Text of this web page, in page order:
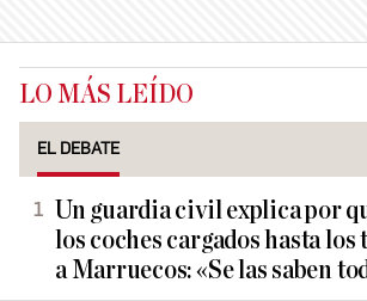
LO MÁS LEÍDO
EL DEBATE
Un guardia civil explica por
los coches cargados hasta los
a Marruecos: «Se las saben